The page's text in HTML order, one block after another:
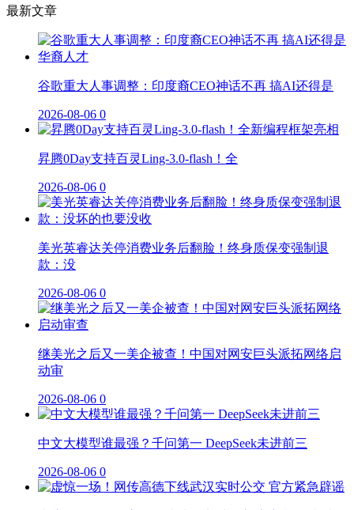
最新文章
谷歌重大人事调整：印度裔CEO神话不再 搞AI还得是
2026-08-06 0
昇腾0Day支持百灵Ling-3.0-flash！全
2026-08-06 0
美光英睿达关停消费业务后翻脸！终身质保变强制退
款：没
2026-08-06 0
继美光之后又一美企被查！中国对网安巨头派拓网络启
动审
2026-08-06 0
中文大模型谁最强？千问第一 DeepSeek未进前三
2026-08-06 0